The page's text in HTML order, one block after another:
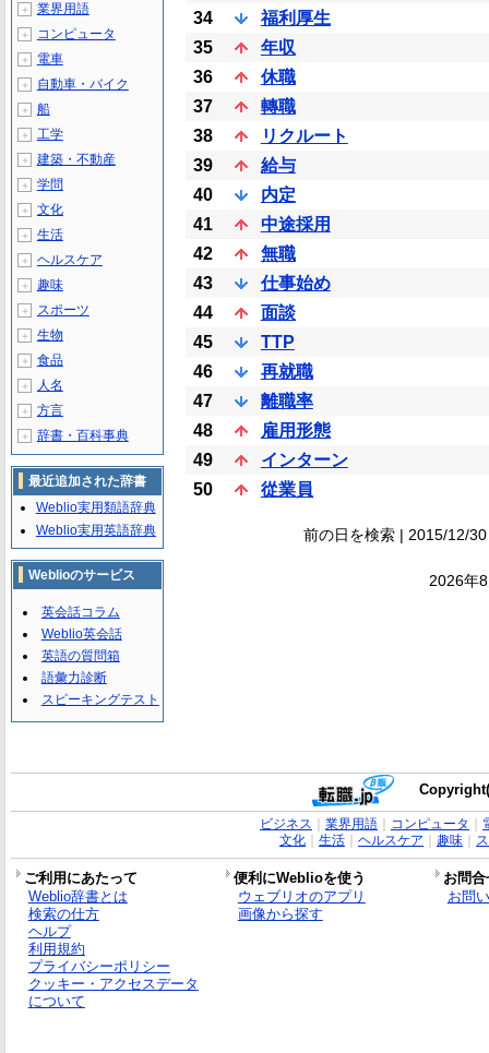
34
福利厚生
35
年収
36
休職
37
轉職
38
リクルート
39
給与
40
内定
41
中途採用
42
無職
43
仕事始め
44
面談
45
TTP
46
再就職
47
離職率
48
雇用形態
49
インターン
50
從業員
前の日を検索 | 2015/12/
2026年
＋ 業界用語
＋ コンピュータ
＋ 電車
＋ 自動車・バイク
＋ 船
＋ 工学
＋ 建築・不動産
＋ 学問
＋ 文化
＋ 生活
＋ ヘルスケア
＋ 趣味
＋ スポーツ
＋ 生物
＋ 食品
＋ 人名
＋ 方言
＋ 辞書・百科事典
最近追加された辞書
Weblio実用類語辞典
Weblio実用英語辞典
Weblioのサービス
英会話コラム
Weblio英会話
英語の質問箱
語彙力診断
スピーキングテスト
ビジネス 業界用語｜ コンピュータ
文化｜ 生活｜ ヘルスケア 趣味｜
ご利用にあたって 便利にWeblioを使う
お問
Weblio辞書とは
検索の仕方
ヘルプ
利用規約
プライバシーポリシー
クッキー・アクセスデータ
について
ウェブリオのアプリ
画像から探す
お問